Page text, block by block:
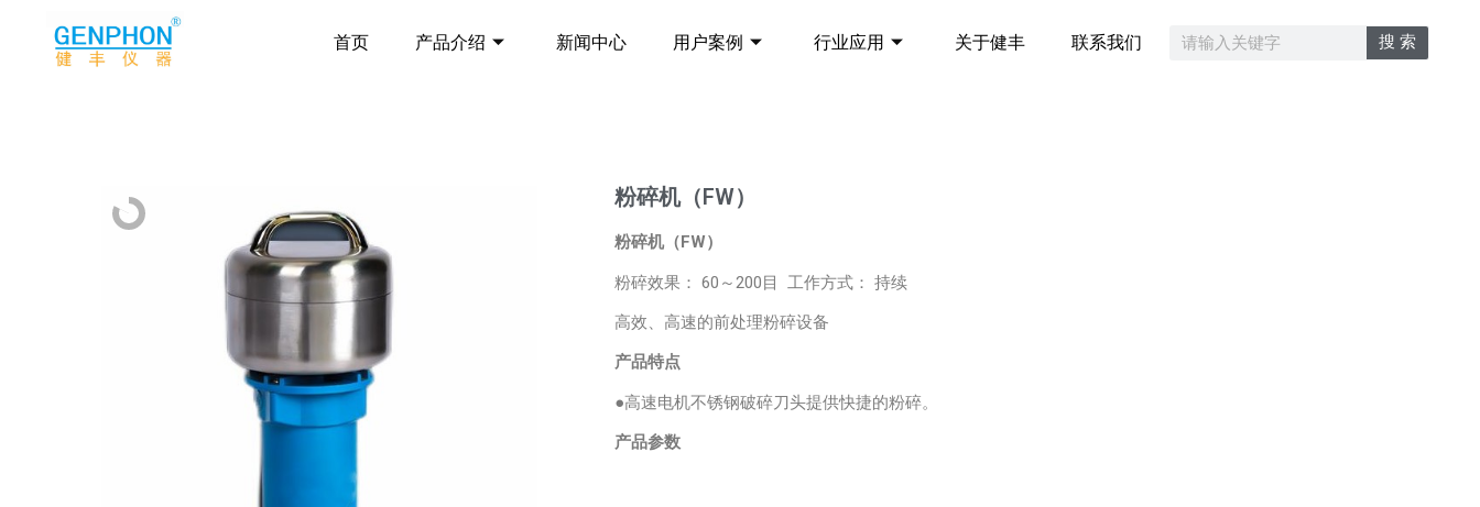
首页 产品介绍 新闻中心 用户案例 行业应用 关于健丰 联系我们 搜 索
粉碎机（FW）
粉碎机（FW）
粉碎效果： 60～200目 工作方式： 持续
高效、高速的前处理粉碎设备
产品特点
●高速电机不锈钢破碎刀头提供快捷的粉碎。
产品参数